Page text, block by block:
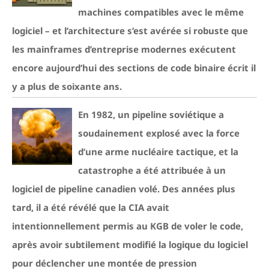
machines compatibles avec le même
logiciel – et l’architecture s’est avérée si robuste que
les mainframes d’entreprise modernes exécutent
encore aujourd’hui des sections de code binaire écrit il
y a plus de soixante ans.
En 1982, un pipeline soviétique a
soudainement explosé avec la force
d’une arme nucléaire tactique, et la
catastrophe a été attribuée à un
logiciel de pipeline canadien volé. Des années plus
tard, il a été révélé que la CIA avait
intentionnellement permis au KGB de voler le code,
après avoir subtilement modifié la logique du logiciel
pour déclencher une montée de pression